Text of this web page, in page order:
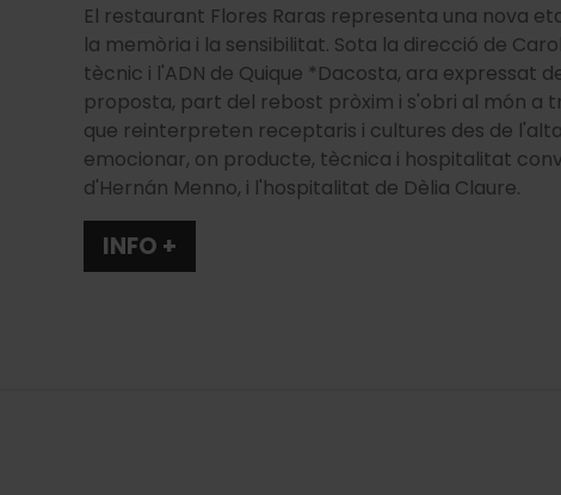
El restaurant Flores Raras representa una nova
la memòria i la sensibilitat. Sota la direcció de
tècnic i l'ADN de Quique *Dacosta, ara expressat
proposta, part del rebost pròxim i s'obri al món a
que reinterpreten receptaris i cultures des de
emocionar, on producte, tècnica i hospitalitat
d'Hernán Menno, i l'hospitalitat de Dèlia Claure.
INFO +